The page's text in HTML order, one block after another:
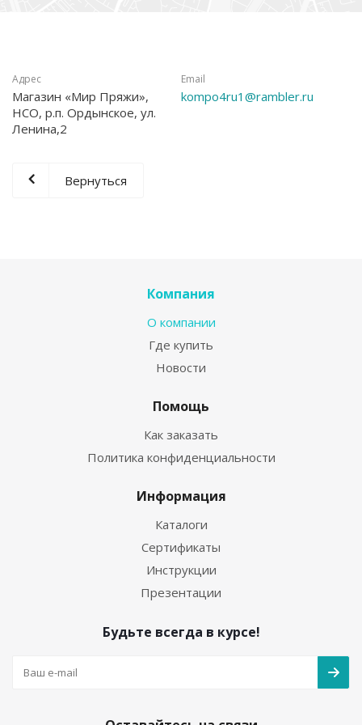
Адрес
Магазин «Мир Пряжи»,
НСО, р.п. Ордынское, ул.
Ленина,2
Email
kompo4ru1@rambler.ru
Вернуться
Компания
О компании
Где купить
Новости
Помощь
Как заказать
Политика конфиденциальности
Информация
Каталоги
Сертификаты
Инструкции
Презентации
Будьте всегда в курсе!